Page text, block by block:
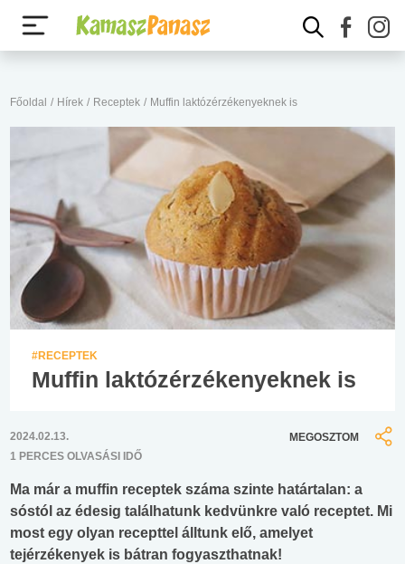
Főoldal / Hírek / Receptek / Muffin laktózérzékenyeknek is
#RECEPTEK
Muffin laktózérzékenyeknek is
2024.02.13.
1 PERCES OLVASÁSI IDŐ
MEGOSZTOM
Ma már a muffin receptek száma szinte határtalan: a
sóstól az édesig találhatunk kedvünkre való receptet. Mi
most egy olyan recepttel álltunk elő, amelyet
tejérzékenyek is bátran fogyaszthatnak!